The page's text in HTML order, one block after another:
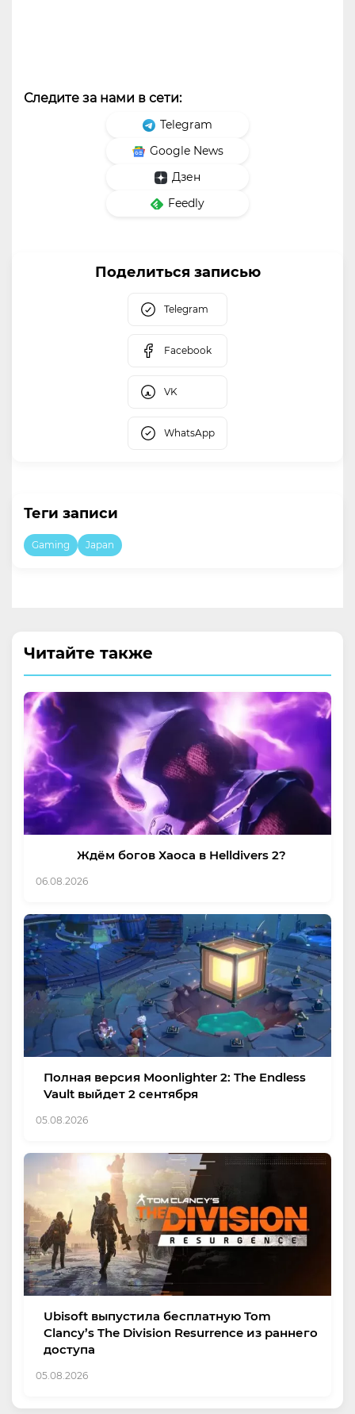
Следите за нами в сети:
Telegram
Google News
Дзен
Feedly
Поделиться записью
Telegram
Facebook
VK
WhatsApp
Теги записи
Gaming Japan
Читайте также
Ждём богов Хаоса в Helldivers 2?
06.08.2026
Полная версия Moonlighter 2: The Endless
Vault выйдет 2 сентября
05.08.2026
Ubisoft выпустила бесплатную Tom
Clancy’s The Division Resurrence из раннего
доступа
05.08.2026